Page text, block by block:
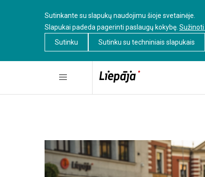
Sutinkante su slapukų naudojimu šioje svetainėje.
Slapukai padeda pagerinti paslaugų kokybę.
Sutinku
Sutinku su techniniais slapukais